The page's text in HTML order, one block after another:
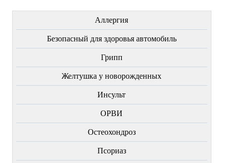
Аллергия
Безопасный для здоровья автомобиль
Грипп
Желтушка у новорожденных
Инсульт
ОРВИ
Остеохондроз
Пcориаз